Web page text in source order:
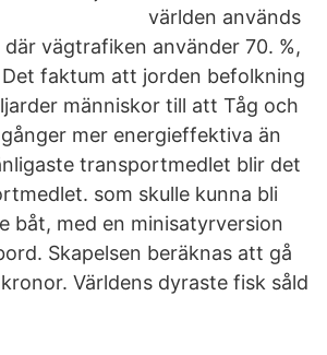
världen används
vägtrafiken använder 70. %,
faktum att jorden befolkning
människor till att Tåg och
mer energieffektiva än
transportmedlet blir det
som skulle kunna bli
båt, med en minisatyrversion
Skapelsen beräknas att gå
Världens dyraste fisk såld